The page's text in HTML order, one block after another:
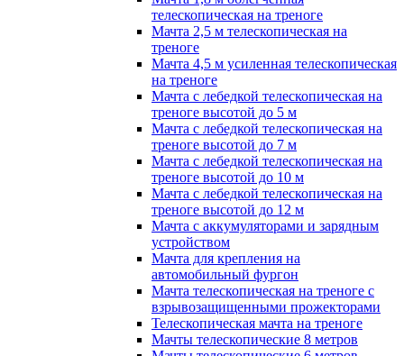
телескопическая на треноге
Мачта 2,5 м телескопическая на
треноге
Мачта 4,5 м усиленная телескопическая
на треноге
Мачта с лебедкой телескопическая на
треноге высотой до 5 м
Мачта с лебедкой телескопическая на
треноге высотой до 7 м
Мачта с лебедкой телескопическая на
треноге высотой до 10 м
Мачта с лебедкой телескопическая на
треноге высотой до 12 м
Мачта с аккумуляторами и зарядным
устройством
Мачта для крепления на
автомобильный фургон
Мачта телескопическая на треноге с
взрывозащищенными прожекторами
Телескопическая мачта на треноге
Мачты телескопические 8 метров